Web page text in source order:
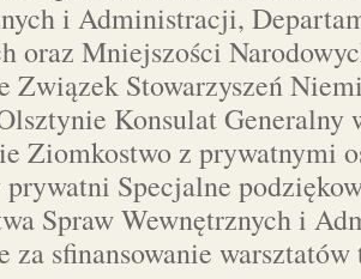
i Administracji,
oraz Mniejszości
Związek Stowarzyszeń
Konsulat Generalny
Ziomkostwo z prywatnymi
prywatni Specjalne
Spraw Wewnętrznych i
za sfinansowanie